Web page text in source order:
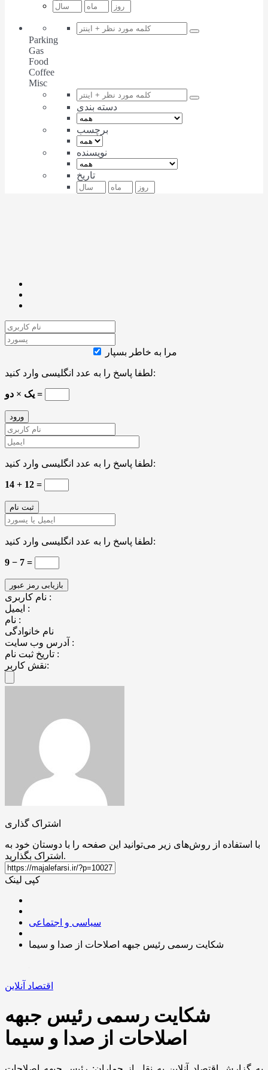
Parking
Gas
Food
Coffee
Misc
دسته بندی
برچسب
نویسنده
تاریخ
مرا به خاطر بسپار
لطفا پاسخ را به عدد انگلیسی وارد کنید:
یک × دو =
لطفا پاسخ را به عدد انگلیسی وارد کنید:
14 + 12 =
لطفا پاسخ را به عدد انگلیسی وارد کنید:
9 − 7 =
نام کاربری :
ایمیل :
نام :
نام خانوادگی
آدرس وب سایت :
تاریخ ثبت نام :
نقش کاربر:
اشتراک گذاری
با استفاده از روش‌های زیر می‌توانید این صفحه را با دوستان خود به
اشتراک بگذارید.
کپی لینک
سیاسی و اجتماعی
شکایت رسمی رئیس جبهه اصلاحات از صدا و سیما
اقتصاد آنلاین
شکایت رسمی رئیس جبهه
اصلاحات از صدا و سیما